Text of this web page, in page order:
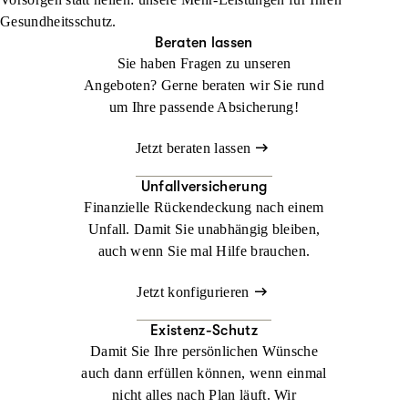
Jetzt konfigurieren Beraten lassen
Auslandsreisekrankenversicherung sind Sie weltweit bestens
Jetzt konfigurieren Beraten lassen
Gesundheitsschutz.
Beraten lassen
Sie haben Fragen zu unseren
Angeboten? Gerne beraten wir Sie rund
um Ihre passende Absicherung!
Jetzt beraten lassen
Unfallversicherung
Finanzielle Rückendeckung nach einem
Unfall. Damit Sie unabhängig bleiben,
auch wenn Sie mal Hilfe brauchen.
Jetzt konfigurieren
Existenz-Schutz
Damit Sie Ihre persönlichen Wünsche
auch dann erfüllen können, wenn einmal
nicht alles nach Plan läuft. Wir